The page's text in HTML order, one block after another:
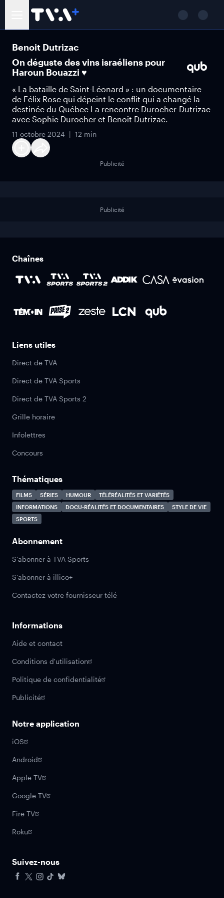
Benoit Dutrizac
On déguste des vins israéliens pour
Haroun Bouazzi ♥
« La bataille de Saint-Léonard » : un documentaire
de Félix Rose qui dépeint le conflit qui a changé la
destinée du Québec La rencontre Durocher-Dutrizac
avec Sophie Durocher et Benoît Dutrizac.
11 octobre 2024 12 min
Publicité
Publicité
Chaînes
Liens utiles
Direct de TVA
Direct de TVA Sports
Direct de TVA Sports 2
Grille horaire
Infolettres
Concours
Thématiques
FILMS SÉRIES HUMOUR
TÉLÉRÉALITÉS ET VARIÉTÉS
INFORMATIONS
DOCU-RÉALITÉS ET DOCUMENTAIRES
STYLE DE VIE
SPORTS
Abonnement
S'abonner à TVA Sports
S'abonner à illico+
Contactez votre fournisseur télé
Informations
Aide et contact
Conditions d'utilisation
Politique de confidentialité
Publicité
Notre application
iOS
Android
Apple TV
Google TV
Fire TV
Roku
Suivez-nous